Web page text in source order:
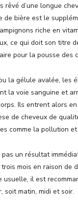
rêvé d’une longue
de bière est le
riche en
ce qui doit son titre
pour la pousse des
la gélule avalée, les
la voie sanguine et
Ils entrent alors
de cheveux de
comme la pollution
un résultat
mois en raison de
usuelle, il est
soit matin, midi et soir.